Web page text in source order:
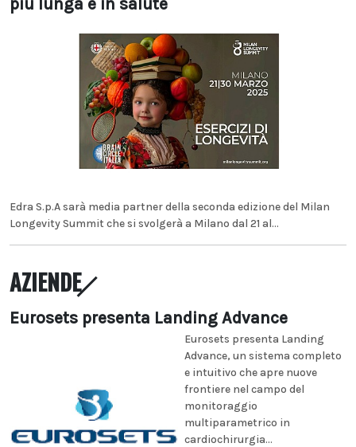
più lunga e in salute
Edra S.p.A sarà media partner della seconda edizione del Milan
Longevity Summit che si svolgerà a Milano dal 21 al...
AZIENDE
Eurosets presenta Landing Advance
Eurosets presenta Landing
Advance, un sistema completo
e intuitivo che apre nuove
frontiere nel campo del
monitoraggio
multiparametrico in
cardiochirurgia...